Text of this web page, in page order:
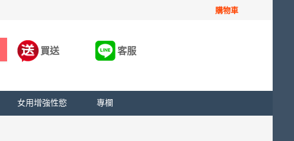
購物車
買送 客服
女用增強性慾 專欄